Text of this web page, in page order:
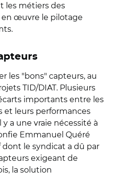
les métiers des
œuvre le pilotage
les "bons" capteurs, au
TID/DIAT. Plusieurs
importants entre les
et leurs performances
a une vraie nécessité à
Emmanuel Quéré
le syndicat a dû par
exigeant de
la solution